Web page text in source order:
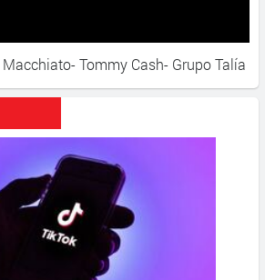
Tommy Cash- Grupo Talía